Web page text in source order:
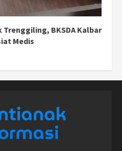
Trenggiling, BKSDA Kalbar
Medis